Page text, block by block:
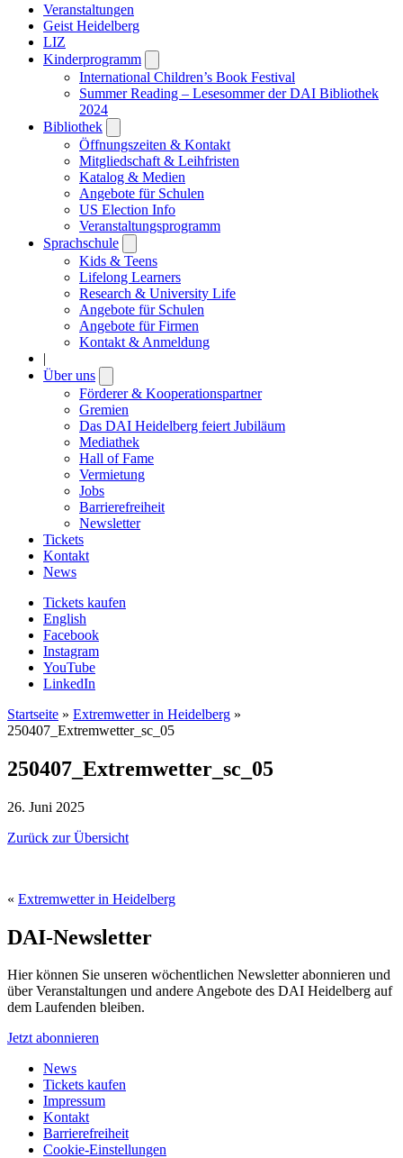
Veranstaltungen
Geist Heidelberg
LIZ
Kinderprogramm
submenu
International Children’s Book Festival
Summer Reading – Lesesommer der DAI Bibliothek
2024
Bibliothek
submenu
Öffnungszeiten & Kontakt
Mitgliedschaft & Leihfristen
Katalog & Medien
Angebote für Schulen
US Election Info
Veranstaltungsprogramm
Sprachschule
submenu
Kids & Teens
Lifelong Learners
Research & University Life
Angebote für Schulen
Angebote für Firmen
Kontakt & Anmeldung
|
Über uns
submenu
Förderer & Kooperationspartner
Gremien
Das DAI Heidelberg feiert Jubiläum
Mediathek
Hall of Fame
Vermietung
Jobs
Barrierefreiheit
Newsletter
Tickets
Kontakt
News
Tickets kaufen
English
Facebook
Instagram
YouTube
LinkedIn
Startseite » Extremwetter in Heidelberg »
250407_Extremwetter_sc_05
250407_Extremwetter_sc_05
26. Juni 2025
Zurück zur Übersicht
« Extremwetter in Heidelberg
DAI-Newsletter
Hier können Sie unseren wöchentlichen Newsletter abonnieren und
über Veranstaltungen und andere Angebote des DAI Heidelberg auf
dem Laufenden bleiben.
Jetzt abonnieren
News
Tickets kaufen
Impressum
Kontakt
Barrierefreiheit
Cookie-Einstellungen